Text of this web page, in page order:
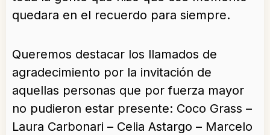
quedara en el recuerdo para siempre.
Queremos destacar los llamados de
agradecimiento por la invitación de
aquellas personas que por fuerza mayor
no pudieron estar presente: Coco Grass –
Laura Carbonari – Celia Astargo – Marcelo